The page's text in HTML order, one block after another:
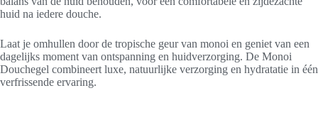
huid na iedere douche.
Laat je omhullen door de tropische geur van monoi en geniet van een
dagelijks moment van ontspanning en huidverzorging. De Monoi
Douchegel combineert luxe, natuurlijke verzorging en hydratatie in één
verfrissende ervaring.